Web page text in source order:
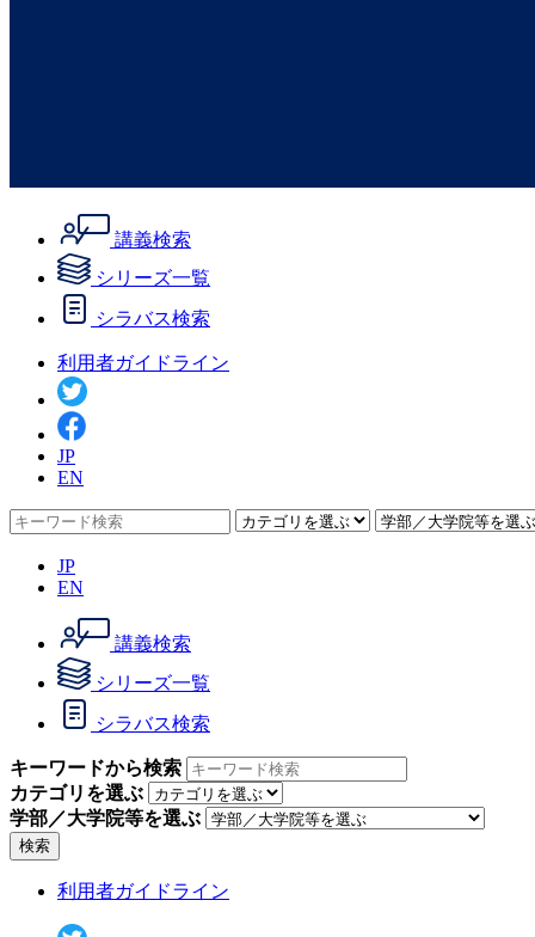
講義検索
シリーズ一覧
シラバス検索
利用者ガイドライン
JP
EN
JP
EN
講義検索
シリーズ一覧
シラバス検索
キーワードから検索
カテゴリを選ぶ
学部／大学院等を選ぶ
検索
利用者ガイドライン